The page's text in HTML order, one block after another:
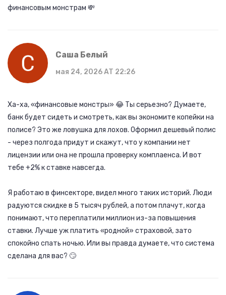
финансовым монстрам 💸
Саша Белый
мая 24, 2026 AT 22:26
Ха-ха, «финансовые монстры» 😂 Ты серьезно? Думаете,
банк будет сидеть и смотреть, как вы экономите копейки на
полисе? Это же ловушка для лохов. Оформил дешевый полис
- через полгода придут и скажут, что у компании нет
лицензии или она не прошла проверку комплаенса. И вот
тебе +2% к ставке навсегда.
Я работаю в финсекторе, видел много таких историй. Люди
радуются скидке в 5 тысяч рублей, а потом плачут, когда
понимают, что переплатили миллион из-за повышения
ставки. Лучше уж платить «родной» страховой, зато
спокойно спать ночью. Или вы правда думаете, что система
сделана для вас? 🙄